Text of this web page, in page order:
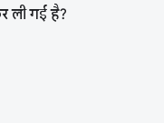
ली गई है?